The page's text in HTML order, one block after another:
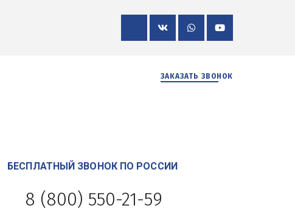
ЗАКАЗАТЬ ЗВОНОК
БЕСПЛАТНЫЙ ЗВОНОК ПО РОССИИ
8 (800) 550-21-59